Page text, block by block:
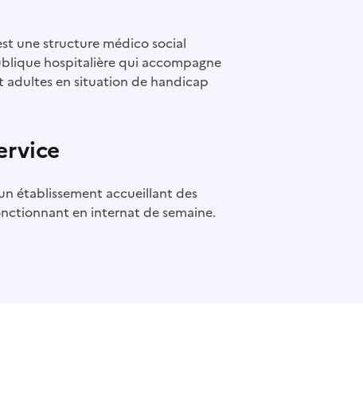
une structure médico social
hospitalière qui accompagne
adultes en situation de handicap
établissement accueillant des
en internat de semaine.